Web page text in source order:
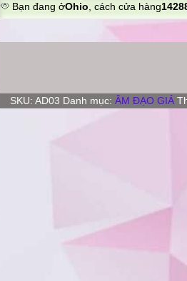
Bạn đang ởOhio, cách cửa hàng
SKU: AD03 Danh mục: ÂM ĐẠO GIẢ